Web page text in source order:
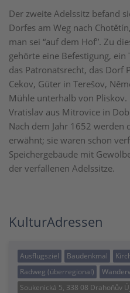
Der zweite Adelssitz befand
Dorfes am Weg nach
man sei “auf dem Hof”. Zu
gehörte eine Befestigung,
das Patronatsrecht, das Dorf
Cekov, Güter in Terešov,
Mühle unterhalb von Pliskov.
Vratislav aus Mitrovice in
Nach dem Jahr 1652 werden
erwähnt; sie waren schon
Speichergebäude mit
der verfallenen Adelssitze.
KulturAdressen
Ausflugsziel Baudenkmal
Radweg (überregional)
Soukenická 5, 338 08 Drahoňův